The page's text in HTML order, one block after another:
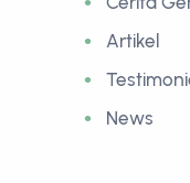
Artikel
News